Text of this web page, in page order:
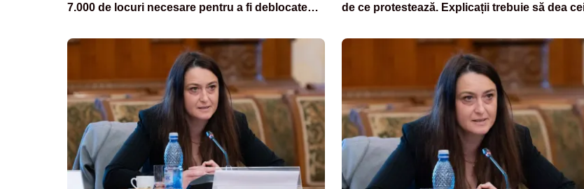
7.000 de locuri necesare pentru a fi deblocate
de ce protestează. Explicații trebuie să dea
responsabilitatea sistemului de sănătate”